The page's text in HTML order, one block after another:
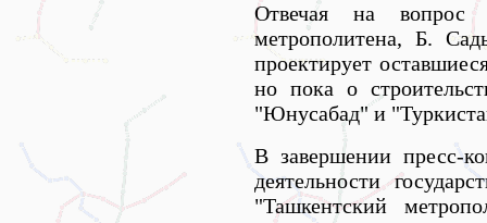
Отвечая на вопрос
метрополитена, Б.
проектирует
но пока о
"Юнусабад" и
В завершении пресс-
деятельности
"Ташкентский